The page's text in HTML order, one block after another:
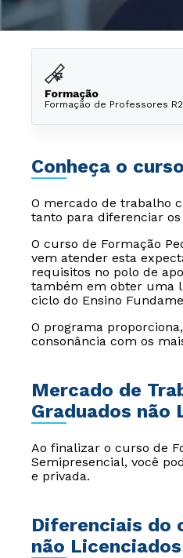
Formação
Formação de Professores R2
Conheça o curso
O mercado de trabalho
tanto para diferenciar
O curso de Formação
vem atender esta
requisitos no polo de
também em obter uma
ciclo do Ensino
O programa
consonância com os
Mercado de
Graduados não
Ao finalizar o curso de
Semipresencial, você
e privada.
Diferenciais do
não